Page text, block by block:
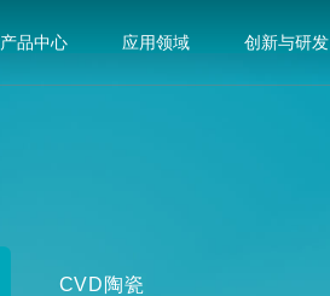
产品中心 应用领域 创新与研发
CVD陶瓷